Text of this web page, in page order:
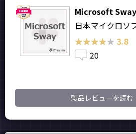
Microsoft Sway
日本マイクロソ
★★★★★
★★★★★ 3.8
20
製品レビューを読む